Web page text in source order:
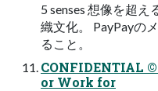
5 senses 想像を超え
織文化。 PayPayの
ること。
CONFIDENTIAL
or Work for